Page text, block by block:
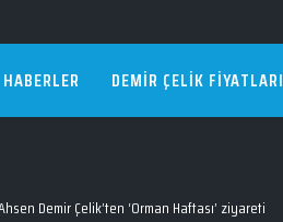
HABERLER DEMIR ÇELIK FIYATLARI
Demir Çelik’ten ‘Orman Haftası’ ziyareti